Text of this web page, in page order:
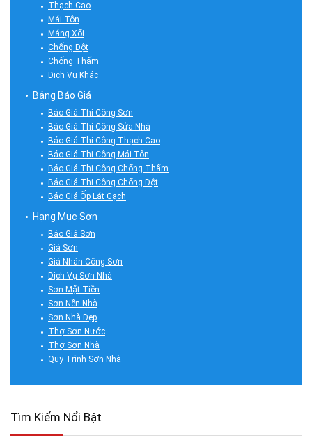
Thạch Cao
Mái Tôn
Máng Xối
Chống Dột
Chống Thấm
Dịch Vụ Khác
Bảng Báo Giá
Báo Giá Thi Công Sơn
Báo Giá Thi Công Sửa Nhà
Báo Giá Thi Công Thạch Cao
Báo Giá Thi Công Mái Tôn
Báo Giá Thi Công Chống Thấm
Báo Giá Thi Công Chống Dột
Báo Giá Ốp Lát Gạch
Hạng Mục Sơn
Báo Giá Sơn
Giá Sơn
Giá Nhân Công Sơn
Dịch Vụ Sơn Nhà
Sơn Mặt Tiền
Sơn Nền Nhà
Sơn Nhà Đẹp
Thợ Sơn Nước
Thợ Sơn Nhà
Quy Trình Sơn Nhà
Tìm Kiếm Nổi Bật